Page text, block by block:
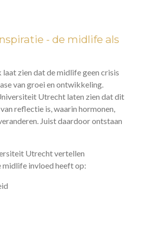
- de midlife als
zien dat de midlife geen crisis
van groei en ontwikkeling.
Utrecht laten zien dat dit
reflectie is, waarin hormonen,
Juist daardoor ontstaan
Utrecht vertellen
midlife invloed heeft op: